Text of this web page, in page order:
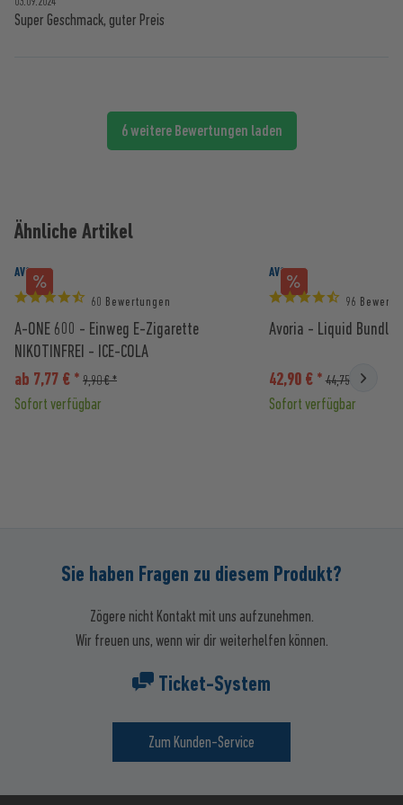
Super Geschmack, guter Preis
6 weitere Bewertungen laden
Ähnliche Artikel
AVORIA
60 Bewertungen
A-ONE 600 - Einweg E-Zigarette
NIKOTINFREI - ICE-COLA
ab 7,77 € * 9,90 € *
Sofort verfügbar
AVORIA
96
Avoria - Liquid Bundle
42,90 € * 44,75 € *
Sofort verfügbar
Sie haben Fragen zu diesem Produkt?
Zögere nicht Kontakt mit uns aufzunehmen.
Wir freuen uns, wenn wir dir weiterhelfen können.
Ticket-System
Zum Kunden-Service